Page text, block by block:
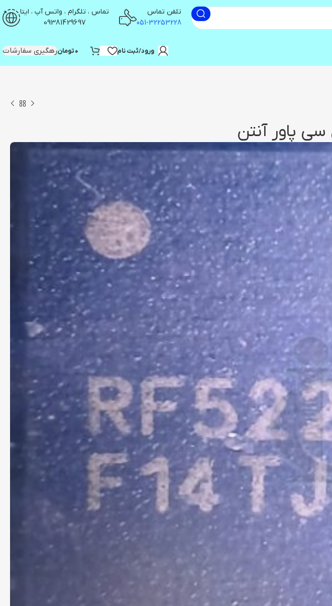
تلفن تماس
051-32253228
تماس ، تلگرام ، واتس آپ ، ایتا
09381429697
ورود/ثبت نام ۰تومانرهگیری سفارشات